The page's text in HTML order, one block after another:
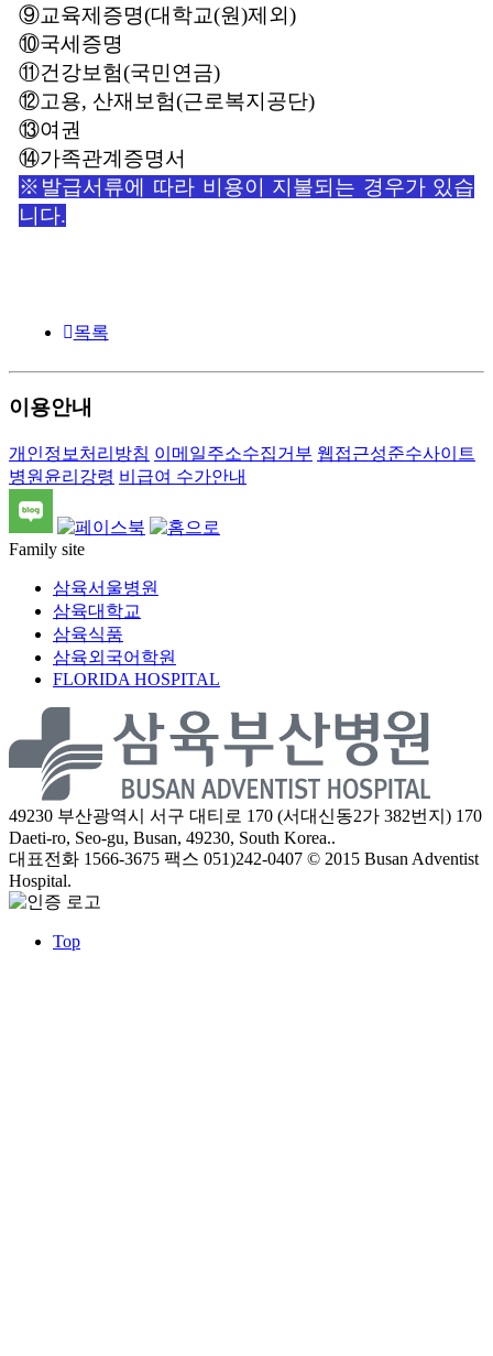
⑨교육제증명(대학교(원)제외)
⑩국세증명
⑪건강보험(국민연금)
⑫고용, 산재보험(근로복지공단)
⑬여권
⑭가족관계증명서
※발급서류에 따라 비용이 지불되는 경우가 있습
니다.
목록
이용안내
개인정보처리방침 이메일주소수집거부 웹접근성준수사이트
병원윤리강령 비급여 수가안내
Family site
삼육서울병원
삼육대학교
삼육식품
삼육외국어학원
FLORIDA HOSPITAL
49230 부산광역시 서구 대티로 170 (서대신동2가 382번지) 170
Daeti-ro, Seo-gu, Busan, 49230, South Korea..
대표전화 1566-3675 팩스 051)242-0407 © 2015 Busan Adventist
Hospital.
Top